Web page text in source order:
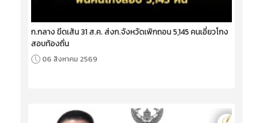
ก.กลาง ขีดเส้น 31 ส.ค. ส่งก.จังหวัดเพิกถอน 5,145 คนเอี่ยวโกง
สอบท้องถิ่น
06 สิงหาคม 2569